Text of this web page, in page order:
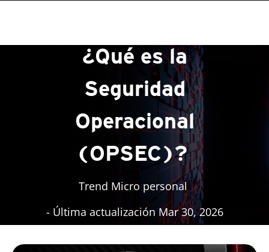
¿Qué es la
Seguridad
Operacional
(OPSEC)?
Trend Micro personal
- Última actualización Mar 30, 2026
Products
Products
Products